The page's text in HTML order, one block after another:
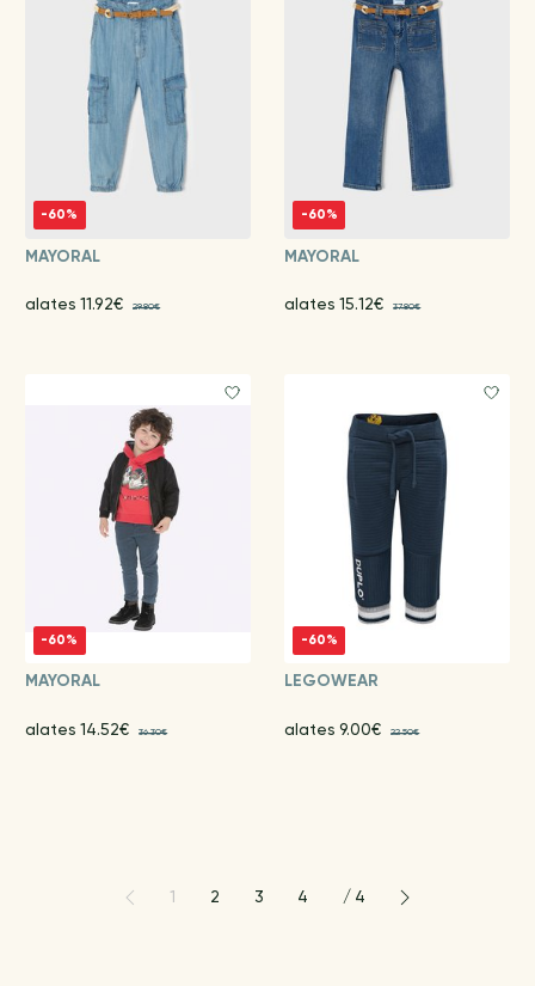
-60%
MAYORAL
alates 11.92€ 29.80€
-60%
MAYORAL
alates 15.12€ 37.80€
-60%
MAYORAL
alates 14.52€ 36.30€
-60%
LEGOWEAR
alates 9.00€ 22.50€
1 2 3 4 / 4